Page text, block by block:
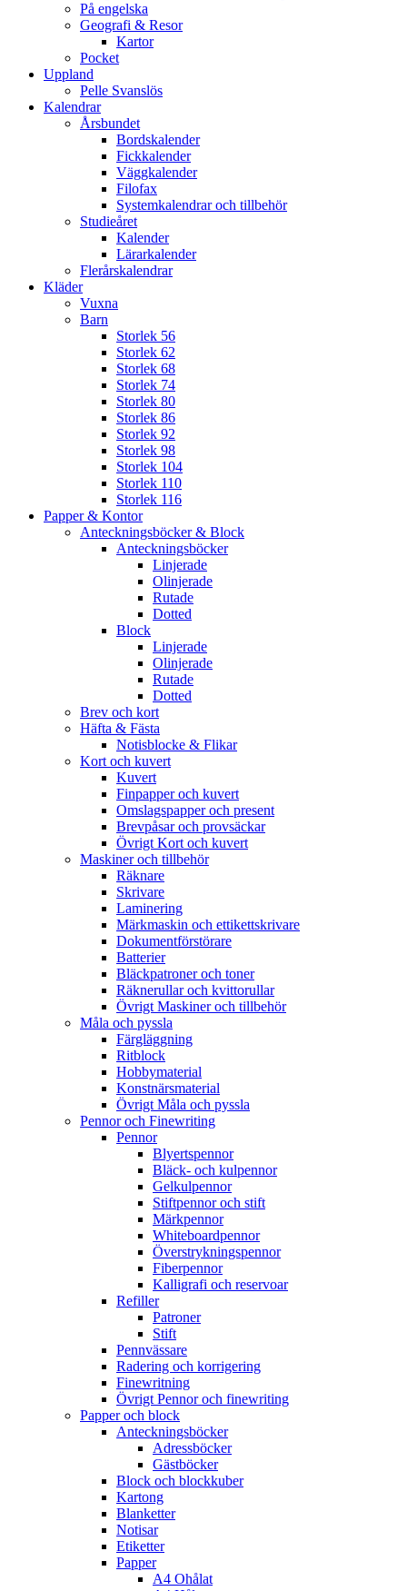
På engelska
Geografi & Resor
Kartor
Pocket
Uppland
Pelle Svanslös
Kalendrar
Årsbundet
Bordskalender
Fickkalender
Väggkalender
Filofax
Systemkalendrar och tillbehör
Studieåret
Kalender
Lärarkalender
Flerårskalendrar
Kläder
Vuxna
Barn
Storlek 56
Storlek 62
Storlek 68
Storlek 74
Storlek 80
Storlek 86
Storlek 92
Storlek 98
Storlek 104
Storlek 110
Storlek 116
Papper & Kontor
Anteckningsböcker & Block
Anteckningsböcker
Linjerade
Olinjerade
Rutade
Dotted
Block
Linjerade
Olinjerade
Rutade
Dotted
Brev och kort
Häfta & Fästa
Notisblocke & Flikar
Kort och kuvert
Kuvert
Finpapper och kuvert
Omslagspapper och present
Brevpåsar och provsäckar
Övrigt Kort och kuvert
Maskiner och tillbehör
Räknare
Skrivare
Laminering
Märkmaskin och ettikettskrivare
Dokumentförstörare
Batterier
Bläckpatroner och toner
Räknerullar och kvittorullar
Övrigt Maskiner och tillbehör
Måla och pyssla
Färgläggning
Ritblock
Hobbymaterial
Konstnärsmaterial
Övrigt Måla och pyssla
Pennor och Finewriting
Pennor
Blyertspennor
Bläck- och kulpennor
Gelkulpennor
Stiftpennor och stift
Märkpennor
Whiteboardpennor
Överstrykningspennor
Fiberpennor
Kalligrafi och reservoar
Refiller
Patroner
Stift
Pennvässare
Radering och korrigering
Finewritning
Övrigt Pennor och finewriting
Papper och block
Anteckningsböcker
Adressböcker
Gästböcker
Block och blockkuber
Kartong
Blanketter
Notisar
Etiketter
Papper
A4 Ohålat